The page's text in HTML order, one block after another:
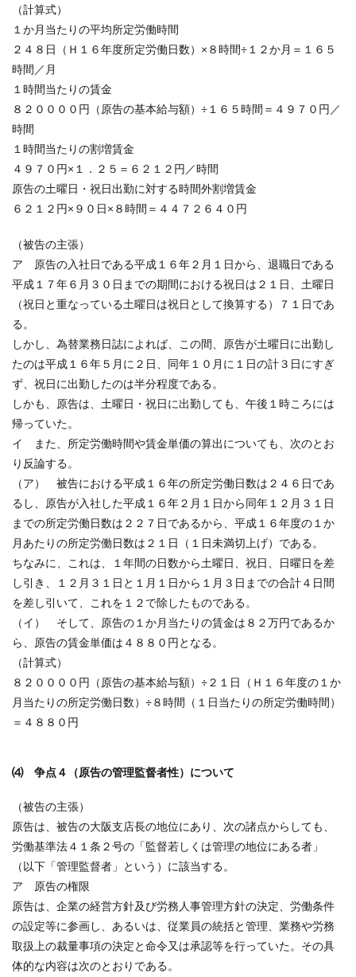
（計算式）
１か月当たりの平均所定労働時間
２４８日（Ｈ１６年度所定労働日数）×８時間÷１２か月＝１６５
時間／月
１時間当たりの賃金
８２００００円（原告の基本給与額）÷１６５時間＝４９７０円／
時間
１時間当たりの割増賃金
４９７０円×１．２５＝６２１２円／時間
原告の土曜日・祝日出勤に対する時間外割増賃金
６２１２円×９０日×８時間＝４４７２６４０円
（被告の主張）
ア 原告の入社日である平成１６年２月１日から、退職日である
平成１７年６月３０日までの期間における祝日は２１日、土曜日
（祝日と重なっている土曜日は祝日として換算する）７１日であ
る。
しかし、為替業務日誌によれば、この間、原告が土曜日に出勤し
たのは平成１６年５月に２日、同年１０月に１日の計３日にすぎ
ず、祝日に出勤したのは半分程度である。
しかも、原告は、土曜日・祝日に出勤しても、午後１時ころには
帰っていた。
イ また、所定労働時間や賃金単価の算出についても、次のとお
り反論する。
（ア） 被告における平成１６年の所定労働日数は２４６日であ
るし、原告が入社した平成１６年２月１日から同年１２月３１日
までの所定労働日数は２２７日であるから、平成１６年度の１か
月あたりの所定労働日数は２１日（１日未満切上げ）である。
ちなみに、これは、１年間の日数から土曜日、祝日、日曜日を差
し引き、１２月３１日と１月１日から１月３日までの合計４日間
を差し引いて、これを１２で除したものである。
（イ） そして、原告の１か月当たりの賃金は８２万円であるか
ら、原告の賃金単価は４８８０円となる。
（計算式）
８２００００円（原告の基本給与額）÷２１日（Ｈ１６年度の１か
月当たりの所定労働日数）÷８時間（１日当たりの所定労働時間）
＝４８８０円
⑷ 争点４（原告の管理監督者性）について
（被告の主張）
原告は、被告の大阪支店長の地位にあり、次の諸点からしても、
労働基準法４１条２号の「監督若しくは管理の地位にある者」
（以下「管理監督者」という）に該当する。
ア 原告の権限
原告は、企業の経営方針及び労務人事管理方針の決定、労働条件
の設定等に参画し、あるいは、従業員の統括と管理、業務や労務
取扱上の裁量事項の決定と命令又は承認等を行っていた。その具
体的な内容は次のとおりである。